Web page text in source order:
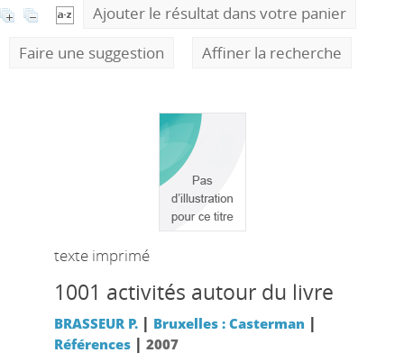
Ajouter le résultat dans votre panier
Faire une suggestion
Affiner la recherche
texte imprimé
1001 activités autour du livre
BRASSEUR P. | Bruxelles : Casterman |
Références| 2007